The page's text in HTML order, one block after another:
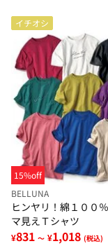
イチオシ
15%off
BELLUNA
ヒンヤリ！綿１００
マ見えＴシャツ
¥831 ～ ¥1,018 (税込)